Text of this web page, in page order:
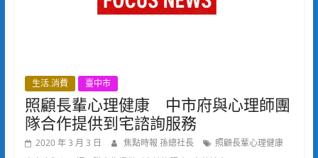
生活.消費 臺中市
照顧長輩心理健康 中市府與心理師團
隊合作提供到宅諮詢服務
2020 年 3 月 3 日 焦點時報 孫總社長
照顧長輩心理健康